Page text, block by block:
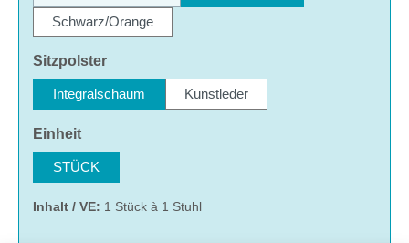
Schwarz/Orange
Sitzpolsterauswählen
Integralschaum Kunstleder
Einheitauswählen
STÜCK
Inhalt / VE: 1 Stück à 1 Stuhl